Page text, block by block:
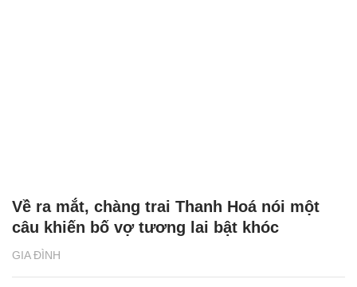
GIA ĐÌNH
Về ra mắt, chàng trai Thanh Hoá nói một
câu khiến bố vợ tương lai bật khóc